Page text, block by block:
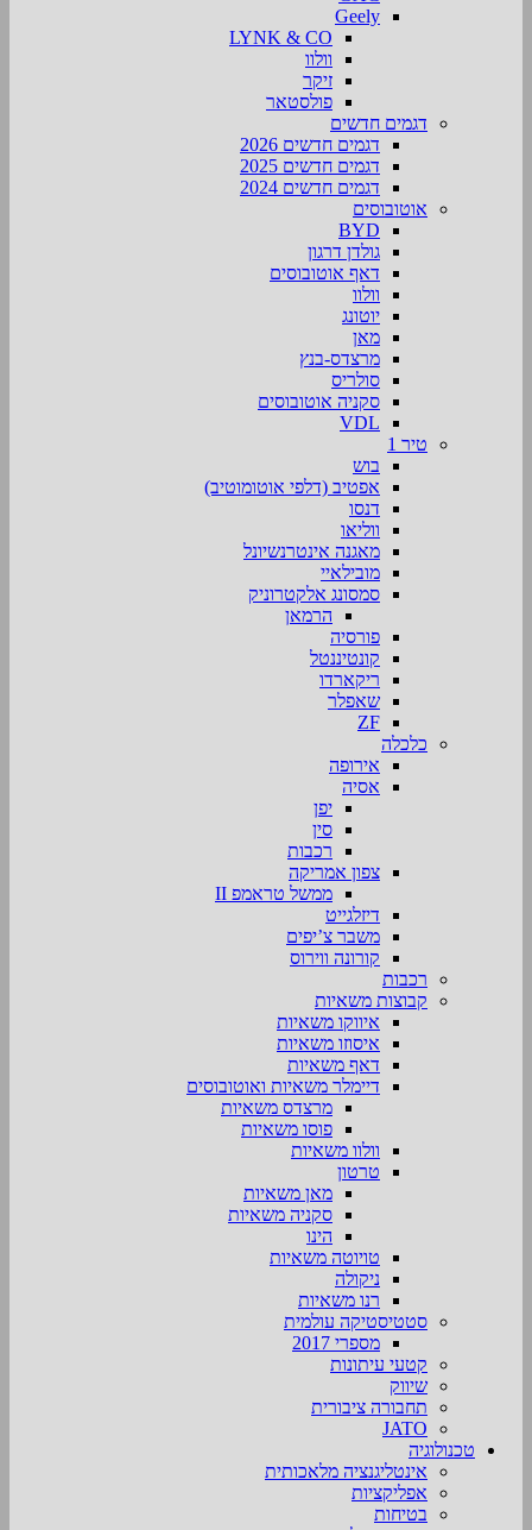
Geely
LYNK & CO
וולוו
זיקר
פולסטאר
דגמים חדשים
דגמים חדשים 2026
דגמים חדשים 2025
דגמים חדשים 2024
אוטובוסים
BYD
גולדן דרגון
דאף אוטובוסים
וולוו
יוטונג
מאן
מרצדס-בנץ
סולריס
סקניה אוטובוסים
VDL
טיר 1
בוש
אפטיב (דלפי אוטומוטיב)
דנסו
ווליאו
מאגנה אינטרנשיונל
מובילאיי
סמסונג אלקטרוניק
הרמאן
פורסיה
קונטיננטל
ריקארדו
שאפלר
ZF
כלכלה
אירופה
אסיה
יפן
סין
רכבות
צפון אמריקה
ממשל טראמפ II
דיזלגייט
משבר צ’יפים
קורונה ווירוס
רכבות
קבוצות משאיות
איווקו משאיות
איסוזו משאיות
דאף משאיות
דיימלר משאיות ואוטובוסים
מרצדס משאיות
פוסו משאיות
וולוו משאיות
טרטון
מאן משאיות
סקניה משאיות
הינו
טויוטה משאיות
ניקולה
רנו משאיות
סטטיסטיקה עולמית
מספרי 2017
קטעי עיתונות
שיווק
תחבורה ציבורית
JATO
טכנולוגיה
אינטליגנציה מלאכותית
אפליקציות
בטיחות